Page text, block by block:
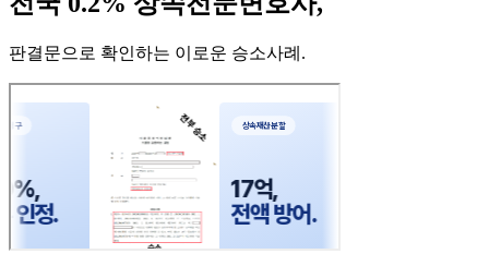
판결문으로 확인하는 이로운 승소사례 .